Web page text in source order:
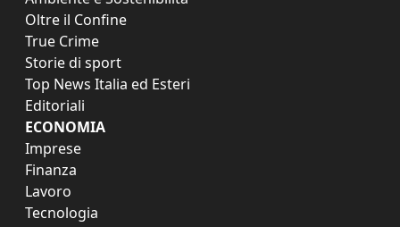
Oltre il Confine
True Crime
Storie di sport
Top News Italia ed Esteri
Editoriali
ECONOMIA
Imprese
Finanza
Lavoro
Tecnologia